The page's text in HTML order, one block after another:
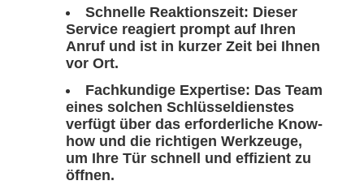
Schnelle Reaktionszeit: Dieser
Service reagiert prompt auf Ihren
Anruf und ist in kurzer Zeit bei Ihnen
vor Ort.
Fachkundige Expertise: Das Team
eines solchen Schlüsseldienstes
verfügt über das erforderliche Know-
how und die richtigen Werkzeuge,
um Ihre Tür schnell und effizient zu
öffnen.